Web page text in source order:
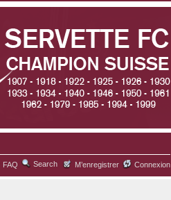
FAQ Search M’enregistrer Connexion